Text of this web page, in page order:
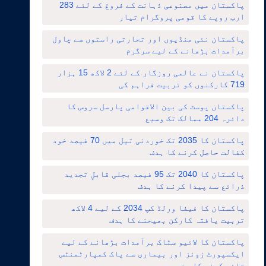
پاکستان میں مصنوعی ذہانت کے فروغ کے لئے 283
ارب روپے کا قومی پروگرام تیار
پاکستان نئی منڈیوں اور تجارتی راستوں سے چاول
برآمدات بڑھانے کے لیے سرگرم
پاکستان نے عالمی روزگار کے لئے 2 لاکھ 15 ہزار
719 کارکنوں کو تربیت فراہم کی
پاکستان پوسٹ کی بین الاقوامی پارسل سروس کا
دائرہ 204 ممالک تک وسیع
پاکستان کا 2035 تک خوردنی تیل میں 70 فیصد خود
کفالت حاصل کرنے کا ہدف
پاکستان کا 2040 تک 95 فیصد بجلی قابلِ تجدید
ذرائع سے پیدا کرنے کا ہدف
پاکستان کا فیفا ورلڈ کپ 2034 کے لیے 4 لاکھ
تربیت یافتہ کارکن بھیجنے کا ہدف
پاکستان کا لائیو سٹاک برآمدات بڑھانے کے لیے
ایکسپورٹ زونز اور بیماری سے پاک کمپارٹمنٹس